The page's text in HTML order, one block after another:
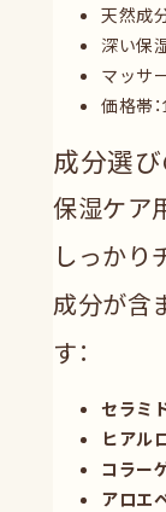
天然成
深い保
マッサ
価格帯
成分選
保湿ケア
しっかり
成分が含
す：
セラミド
ヒアル
コラー
アロエ